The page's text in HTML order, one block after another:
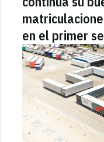
en el primer